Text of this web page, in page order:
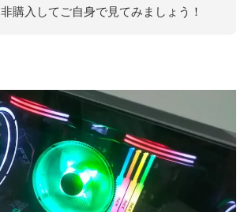
非購入してご自身で見てみましょう！